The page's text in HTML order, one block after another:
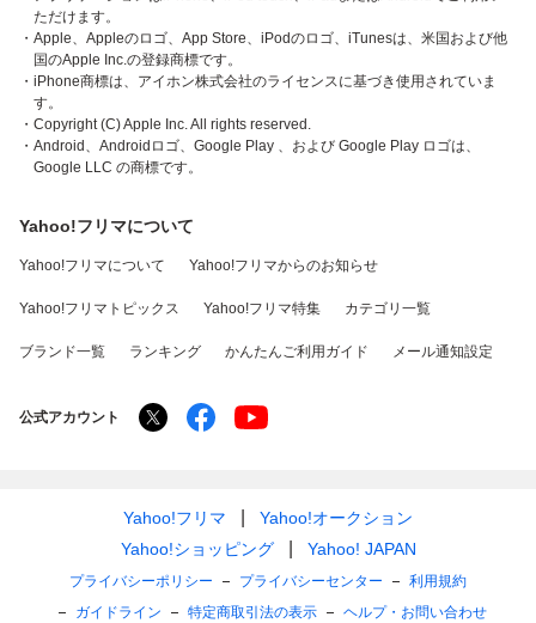
ただけます。
・Apple、Appleのロゴ、App Store、iPodのロゴ、iTunesは、米国および他
国のApple Inc.の登録商標です。
・iPhone商標は、アイホン株式会社のライセンスに基づき使用されていま
す。
・Copyright (C) Apple Inc. All rights reserved.
・Android、Androidロゴ、Google Play 、および Google Play ロゴは、
Google LLC の商標です。
Yahoo!フリマについて
Yahoo!フリマについて Yahoo!フリマからのお知らせ
Yahoo!フリマトピックス Yahoo!フリマ特集 カテゴリ一覧
ブランド一覧 ランキング かんたんご利用ガイド メール通知設定
公式アカウント
Yahoo!フリマ
Yahoo!オークション
Yahoo!ショッピング
Yahoo! JAPAN
プライバシーポリシー プライバシーセンター
利用規約
ガイドライン
特定商取引法の表示 ヘルプ・お問い合わせ